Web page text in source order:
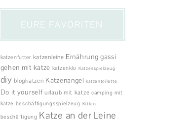
EURE FAVORITEN
katzenfutter katzenleine Ernährung gassi
gehen mit katze katzenklo Katzenspielzeug
diy blogkatzen Katzenangel katzentoilette
Do it yourself urlaub mit katze camping mit
katze beschäftigungsspielzeug Kitten
beschäftigung Katze an der Leine